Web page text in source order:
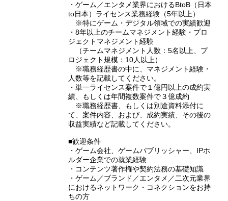
・ゲーム／エンタメ業界におけるBtoB（日本
to日本）ライセンス業務経験（5年以上）
※特にゲーム・デジタル領域での実績歓迎
・8年以上のチームマネジメント経験・プロ
ジェクトマネジメント経験
（チームマネジメント人数：5名以上、プ
ロジェクト規模：10人以上）
※職務経歴書の中に、マネジメント経験・
人数等を記載してください。
・単一ライセンス案件で１億円以上の成約実
績、もしくは年間複数案件で３億成約
※職務経歴書、もしくは別途資料添付に
て、案件内容、および、成約実績、その後の
収益実績など記載してください。
■歓迎条件
・ゲーム会社、ゲームパブリッシャー、IPホ
ルダー企業での就業経験
・コンテンツ著作権や契約法務の基礎知識
・ゲーム／ブランド／エンタメ／二次元業界
におけるネットワーク・コネクションをお持
ちの方